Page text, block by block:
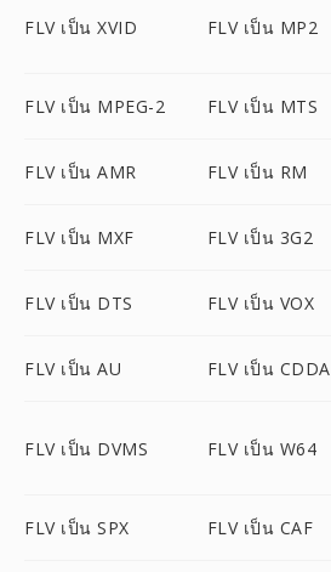
FLV เป็น XVID FLV เป็น MP2
FLV เป็น MPEG-2 FLV เป็น MTS
FLV เป็น AMR FLV เป็น RM
FLV เป็น MXF FLV เป็น 3G2
FLV เป็น DTS FLV เป็น VOX
FLV เป็น AU FLV เป็น CDDA
FLV เป็น DVMS FLV เป็น W64
FLV เป็น SPX FLV เป็น CAF